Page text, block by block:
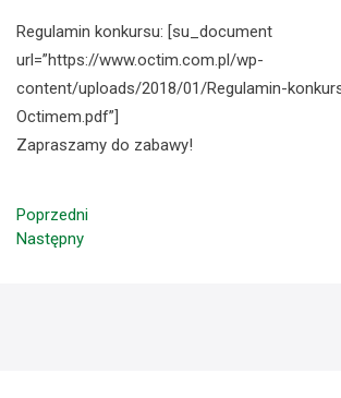
Regulamin konkursu: [su_document
url=”https://www.octim.com.pl/wp-
content/uploads/2018/01/Regulamin-
Octimem.pdf”]
Zapraszamy do zabawy!
Poprzedni
Następny